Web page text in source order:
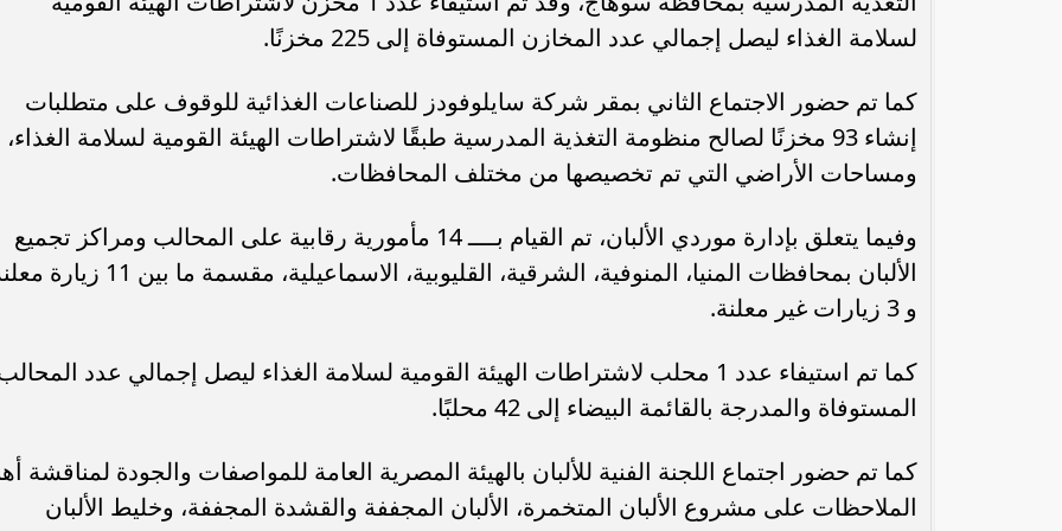
لسلامة الغذاء ليصل إجمالي عدد المخازن المستوفاة إلى 225 مخزنًا.
كما تم حضور الاجتماع الثاني بمقر شركة سايلوفودز للصناعات الغذائية للوقوف على متطلبات
إنشاء 93 مخزنًا لصالح منظومة التغذية المدرسية طبقًا لاشتراطات الهيئة القومية لسلامة الغذاء،
ومساحات الأراضي التي تم تخصيصها من مختلف المحافظات.
وفيما يتعلق بإدارة موردي الألبان، تم القيام بــــ 14 مأمورية رقابية على المحالب ومراكز تجميع
الألبان بمحافظات المنيا، المنوفية، الشرقية، القليوبية، الاسماعيلية، مقسمة ما بين
و 3 زيارات غير معلنة.
كما تم استيفاء عدد 1 محلب لاشتراطات الهيئة القومية لسلامة الغذاء ليصل إجمالي عدد
المستوفاة والمدرجة بالقائمة البيضاء إلى 42 محلبًا.
كما تم حضور اجتماع اللجنة الفنية للألبان بالهيئة المصرية العامة للمواصفات والجودة لمناقشة
الملاحظات على مشروع الألبان المتخمرة، الألبان المجففة والقشدة المجففة، وخليط الألبان